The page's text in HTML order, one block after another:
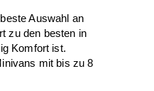
Auswahl an
zu den besten in
Komfort ist.
mit bis zu 8